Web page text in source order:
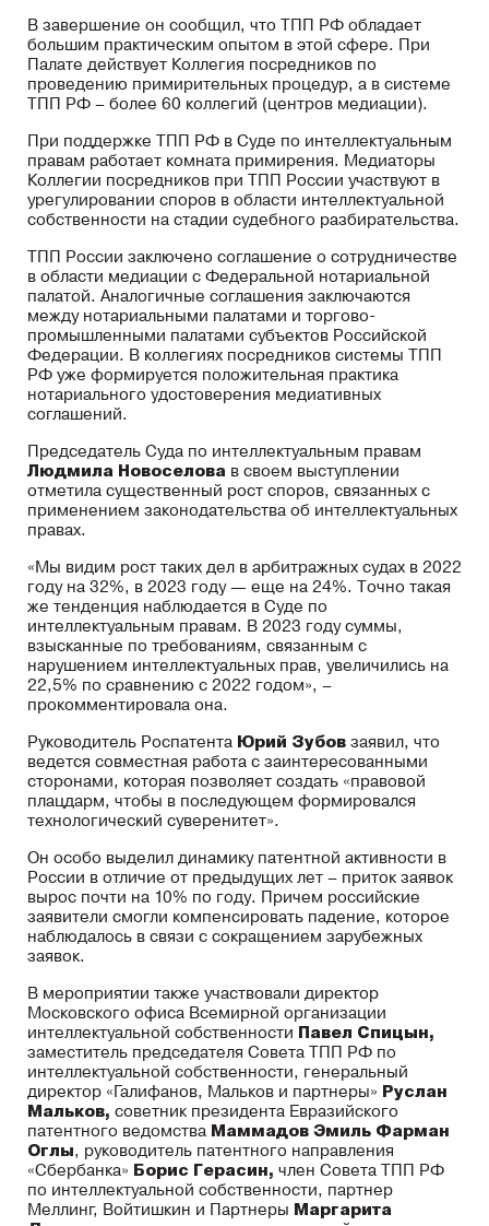
В завершение он сообщил, что ТПП РФ обладает
большим практическим опытом в этой сфере. При
Палате действует Коллегия посредников по
проведению примирительных процедур, а в системе
ТПП РФ – более 60 коллегий (центров медиации).
При поддержке ТПП РФ в Суде по интеллектуальным
правам работает комната примирения. Медиаторы
Коллегии посредников при ТПП России участвуют в
урегулировании споров в области интеллектуальной
собственности на стадии судебного разбирательства.
ТПП России заключено соглашение о сотрудничестве
в области медиации с Федеральной нотариальной
палатой. Аналогичные соглашения заключаются
между нотариальными палатами и торгово-
промышленными палатами субъектов Российской
Федерации. В коллегиях посредников системы ТПП
РФ уже формируется положительная практика
нотариального удостоверения медиативных
соглашений.
Председатель Суда по интеллектуальным правам
Людмила Новоселова в своем выступлении
отметила существенный рост споров, связанных с
применением законодательства об интеллектуальных
правах.
«Мы видим рост таких дел в арбитражных судах в 2022
году на 32%, в 2023 году — еще на 24%. Точно такая
же тенденция наблюдается в Суде по
интеллектуальным правам. В 2023 году суммы,
взысканные по требованиям, связанным с
нарушением интеллектуальных прав, увеличились на
22,5% по сравнению с 2022 годом», –
прокомментировала она.
Руководитель Роспатента Юрий Зубов заявил, что
ведется совместная работа с заинтересованными
сторонами, которая позволяет создать «правовой
плацдарм, чтобы в последующем формировался
технологический суверенитет».
Он особо выделил динамику патентной активности в
России в отличие от предыдущих лет – приток заявок
вырос почти на 10% по году. Причем российские
заявители смогли компенсировать падение, которое
наблюдалось в связи с сокращением зарубежных
заявок.
В мероприятии также участвовали директор
Московского офиса Всемирной организации
интеллектуальной собственности Павел Спицын,
заместитель председателя Совета ТПП РФ по
интеллектуальной собственности, генеральный
директор «Галифанов, Мальков и партнеры» Руслан
Мальков, советник президента Евразийского
патентного ведомства Маммадов Эмиль Фарман
Оглы, руководитель патентного направления
«Сбербанка» Борис Герасин, член Совета ТПП РФ
по интеллектуальной собственности, партнер
Меллинг, Войтишкин и Партнеры Маргарита